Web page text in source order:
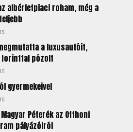
albérletpiaci roham, még a
a luxusautóit,
pózolt
gyermekeivel
Péterék az Otthoni
pályázóiról